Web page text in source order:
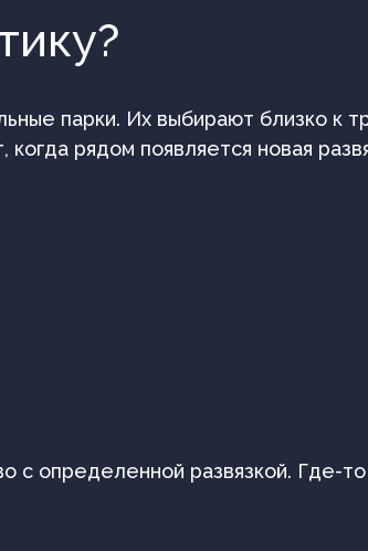
парки. Их выбирают близко к
рядом появляется новая
с определенной развязкой. Где-